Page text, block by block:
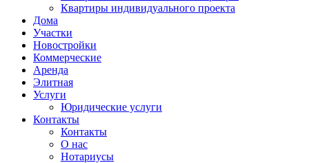
Квартиры индивидуального проекта
Дома
Участки
Новостройки
Коммерческие
Аренда
Элитная
Услуги
Юридические услуги
Контакты
Контакты
О нас
Нотариусы